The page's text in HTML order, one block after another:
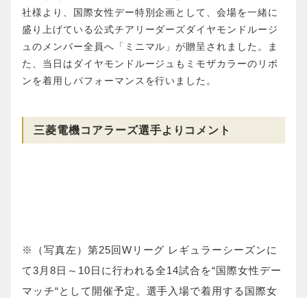
社様より、国際女性デー特別企画として、会場を一緒に
盛り上げている公式チアリーダーズダイヤモンドルージ
ュのメンバー全員へ「ミニマル」が贈呈されました。ま
た、当日はダイヤモンドルージュもミモザカラーのリボ
ンを着用しパフォーマンスを行いました。
三菱電機コアラーズ選手よりコメント
※（写真左）第25回Wリーグ レギュラーシーズンに
て3月8日～10日に行われる全14試合を“国際女性デー
マッチ“として開催予定。選手入場で着用する国際女